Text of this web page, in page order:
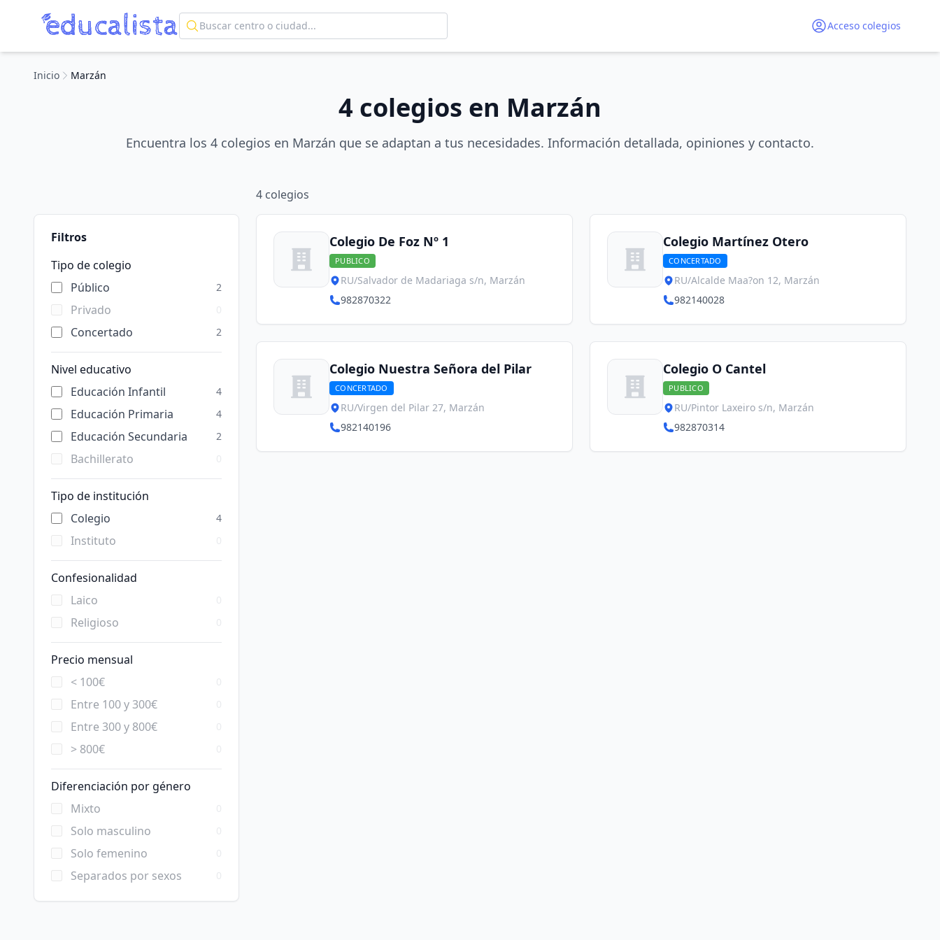
Acceso colegios
Inicio Marzán
4 colegios en Marzán
Encuentra los 4 colegios en Marzán que se adaptan a tus necesidades. Información detallada, opiniones y contacto.
Filtros
Tipo de colegio
Público
2
Privado
Concertado 2
Nivel educativo
Educación Infantil
4
Educación Primaria 4
Educación Secundaria 2
Bachillerato
Tipo de institución
Colegio
4
Instituto
Confesionalidad
Laico
Religioso
Precio mensual
< 100€
Entre 100 y 300€
Entre 300 y 800€
> 800€
Diferenciación por género
Mixto
Solo masculino
Solo femenino
Separados por sexos
4 colegios
Colegio De Foz Nº 1
PUBLICO
RU/Salvador de Madariaga s/n, Marzán
982870322
Colegio Martínez Otero
CONCERTADO
RU/Alcalde Maa?on 12, Marzán
982140028
Colegio Nuestra Señora del Pilar
CONCERTADO
RU/Virgen del Pilar 27, Marzán
982140196
Colegio O Cantel
PUBLICO
RU/Pintor Laxeiro s/n, Marzán
982870314